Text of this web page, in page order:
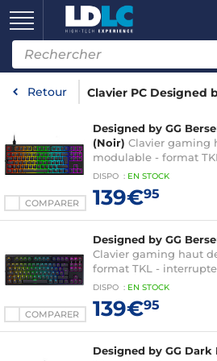
Retour Clavier PC Designed
COMPARER
Designed by GG
(Noir) Clavier gaming
modulable - format
mécaniques (switches
doubleshot - rétro-
Français
DISPO : EN STOCK
139€95
COMPARER
Designed by GG
Clavier gaming haut
format TKL -
(switches Red Blood) -
rétro-éclairage RGB -
DISPO : EN STOCK
139€95
Designed by GG